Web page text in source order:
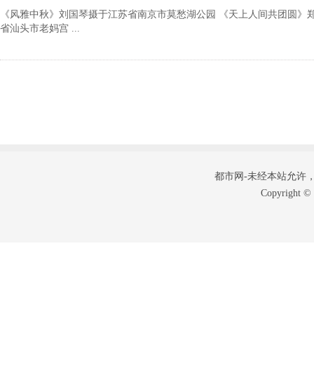
《风雅中秋》刘国琴摄于江苏省南京市莫愁湖公园 《天上人间共团圆
省汕头市老妈宫 ...
都市网-未经本站允许
Copyright ©